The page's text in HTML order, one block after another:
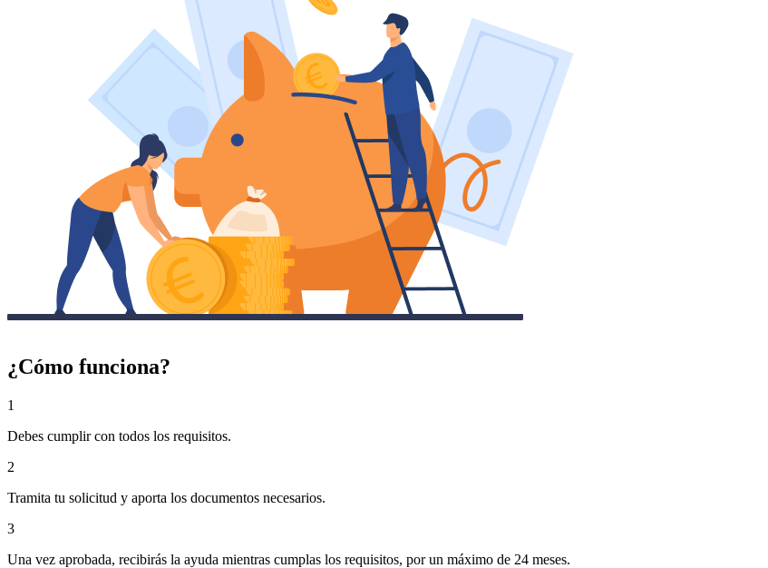
¿Cómo funciona?
1
Debes cumplir con todos los requisitos.
2
Tramita tu solicitud y aporta los documentos necesarios.
3
Una vez aprobada, recibirás la ayuda mientras cumplas los requisitos, por un máximo de 24 meses.